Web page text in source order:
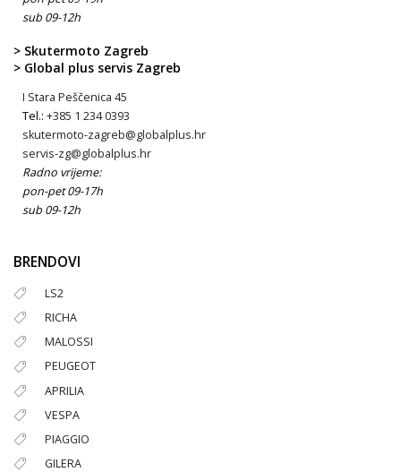
sub 09-12h
> Skutermoto Zagreb
> Global plus servis Zagreb
I Stara Peščenica 45
Tel.: +385 1 234 0393
skutermoto-zagreb@globalplus.hr
servis-zg@globalplus.hr
Radno vrijeme:
pon-pet 09-17h
sub 09-12h
BRENDOVI
LS2
RICHA
MALOSSI
PEUGEOT
APRILIA
VESPA
PIAGGIO
GILERA